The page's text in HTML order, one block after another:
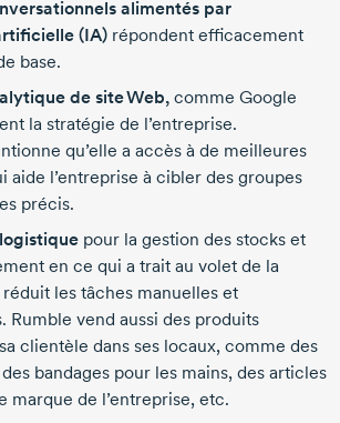
alimentés par
(IA) répondent efficacement
base.
de site Web, comme Google
la stratégie de l’entreprise.
qu’elle a accès à de meilleures
aide l’entreprise à cibler des groupes
précis.
pour la gestion des stocks et
en ce qui a trait au volet de la
les tâches manuelles et
Rumble vend aussi des produits
clientèle dans ses locaux, comme des
bandages pour les mains, des articles
marque de l’entreprise, etc.